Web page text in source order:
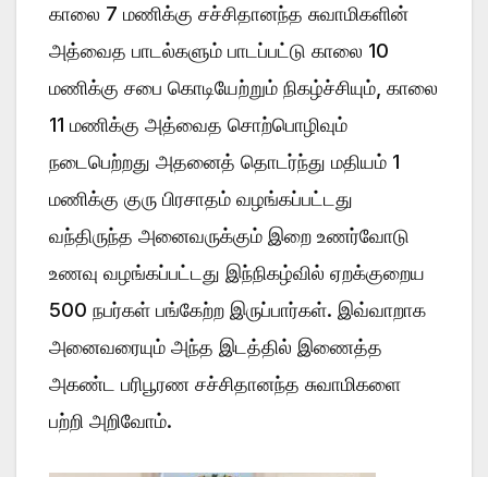
காலை 7 மணிக்கு சச்சிதானந்த சுவாமிகளின்
அத்வைத பாடல்களும் பாடப்பட்டு காலை 10
மணிக்கு சபை கொடியேற்றும் நிகழ்ச்சியும், காலை
11 மணிக்கு அத்வைத சொற்பொழிவும்
நடைபெற்றது அதனைத் தொடர்ந்து மதியம் 1
மணிக்கு குரு பிரசாதம் வழங்கப்பட்டது
வந்திருந்த அனைவருக்கும் இறை உணர்வோடு
உணவு வழங்கப்பட்டது இந்நிகழ்வில் ஏறக்குறைய
500 நபர்கள் பங்கேற்ற இருப்பார்கள். இவ்வாறாக
அனைவரையும் அந்த இடத்தில் இணைத்த
அகண்ட பரிபூரண சச்சிதானந்த சுவாமிகளை
பற்றி அறிவோம்.